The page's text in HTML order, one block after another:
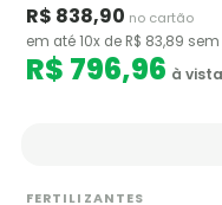
R$ 838,90 no cartão
em até 10x de R$ 83,89
R$ 796,96 à
FERTILIZANTES